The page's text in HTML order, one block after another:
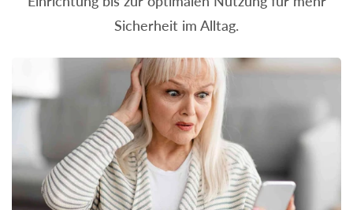
Sicherheit im Alltag.